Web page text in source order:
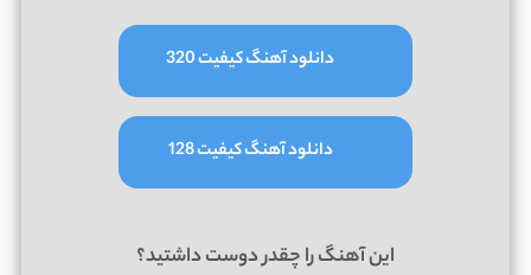
دانلود آهنگ کیفیت 320
دانلود آهنگ کیفیت 128
این آهنگ را چقدر دوست داشتید؟